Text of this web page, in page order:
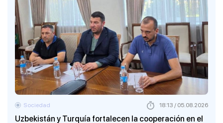
Uzbekistán y Turquía fortalecen la cooperación en el
Sociedad 18:13 / 05.08.2026